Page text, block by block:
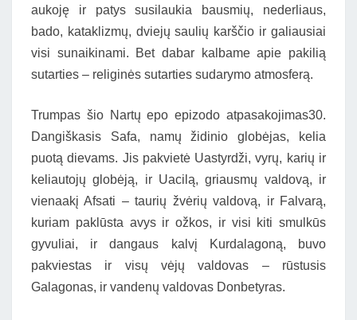
aukoję ir patys susilaukia bausmių, nederliaus,
bado, kataklizmų, dviejų saulių karščio ir galiausiai
visi sunaikinami. Bet dabar kalbame apie pakilią
sutarties – religinės sutarties sudarymo atmosferą.
Trumpas šio Nartų epo epizodo atpasakojimas30.
Dangiškasis Safa, namų židinio globėjas, kelia
puotą dievams. Jis pakvietė Uastyrdži, vyrų, karių ir
keliautojų globėją, ir Uacilą, griausmų valdovą, ir
vienaakį Afsati – taurių žvėrių valdovą, ir Falvarą,
kuriam paklūsta avys ir ožkos, ir visi kiti smulkūs
gyvuliai, ir dangaus kalvį Kurdalagoną, buvo
pakviestas ir visų vėjų valdovas – rūstusis
Galagonas, ir vandenų valdovas Donbetyras.